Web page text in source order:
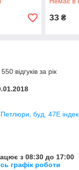
33 ₴
відгуків за рік
буд. 47Е
з 08:30 до 17:00
графік роботи